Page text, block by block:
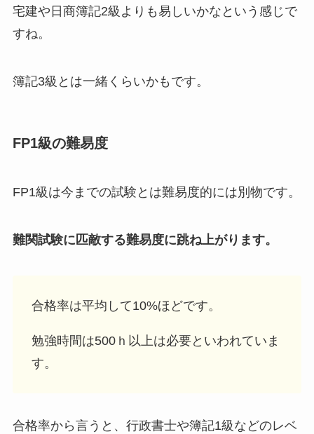
宅建や日商簿記2級よりも易しいかなという感じで
すね。
簿記3級とは一緒くらいかもです。
FP1級の難易度
FP1級は今までの試験とは難易度的には別物です。
難関試験に匹敵する難易度に跳ね上がります。
合格率は平均して10%ほどです。
勉強時間は500ｈ以上は必要といわれていま
す。
合格率から言うと、行政書士や簿記1級などのレベ